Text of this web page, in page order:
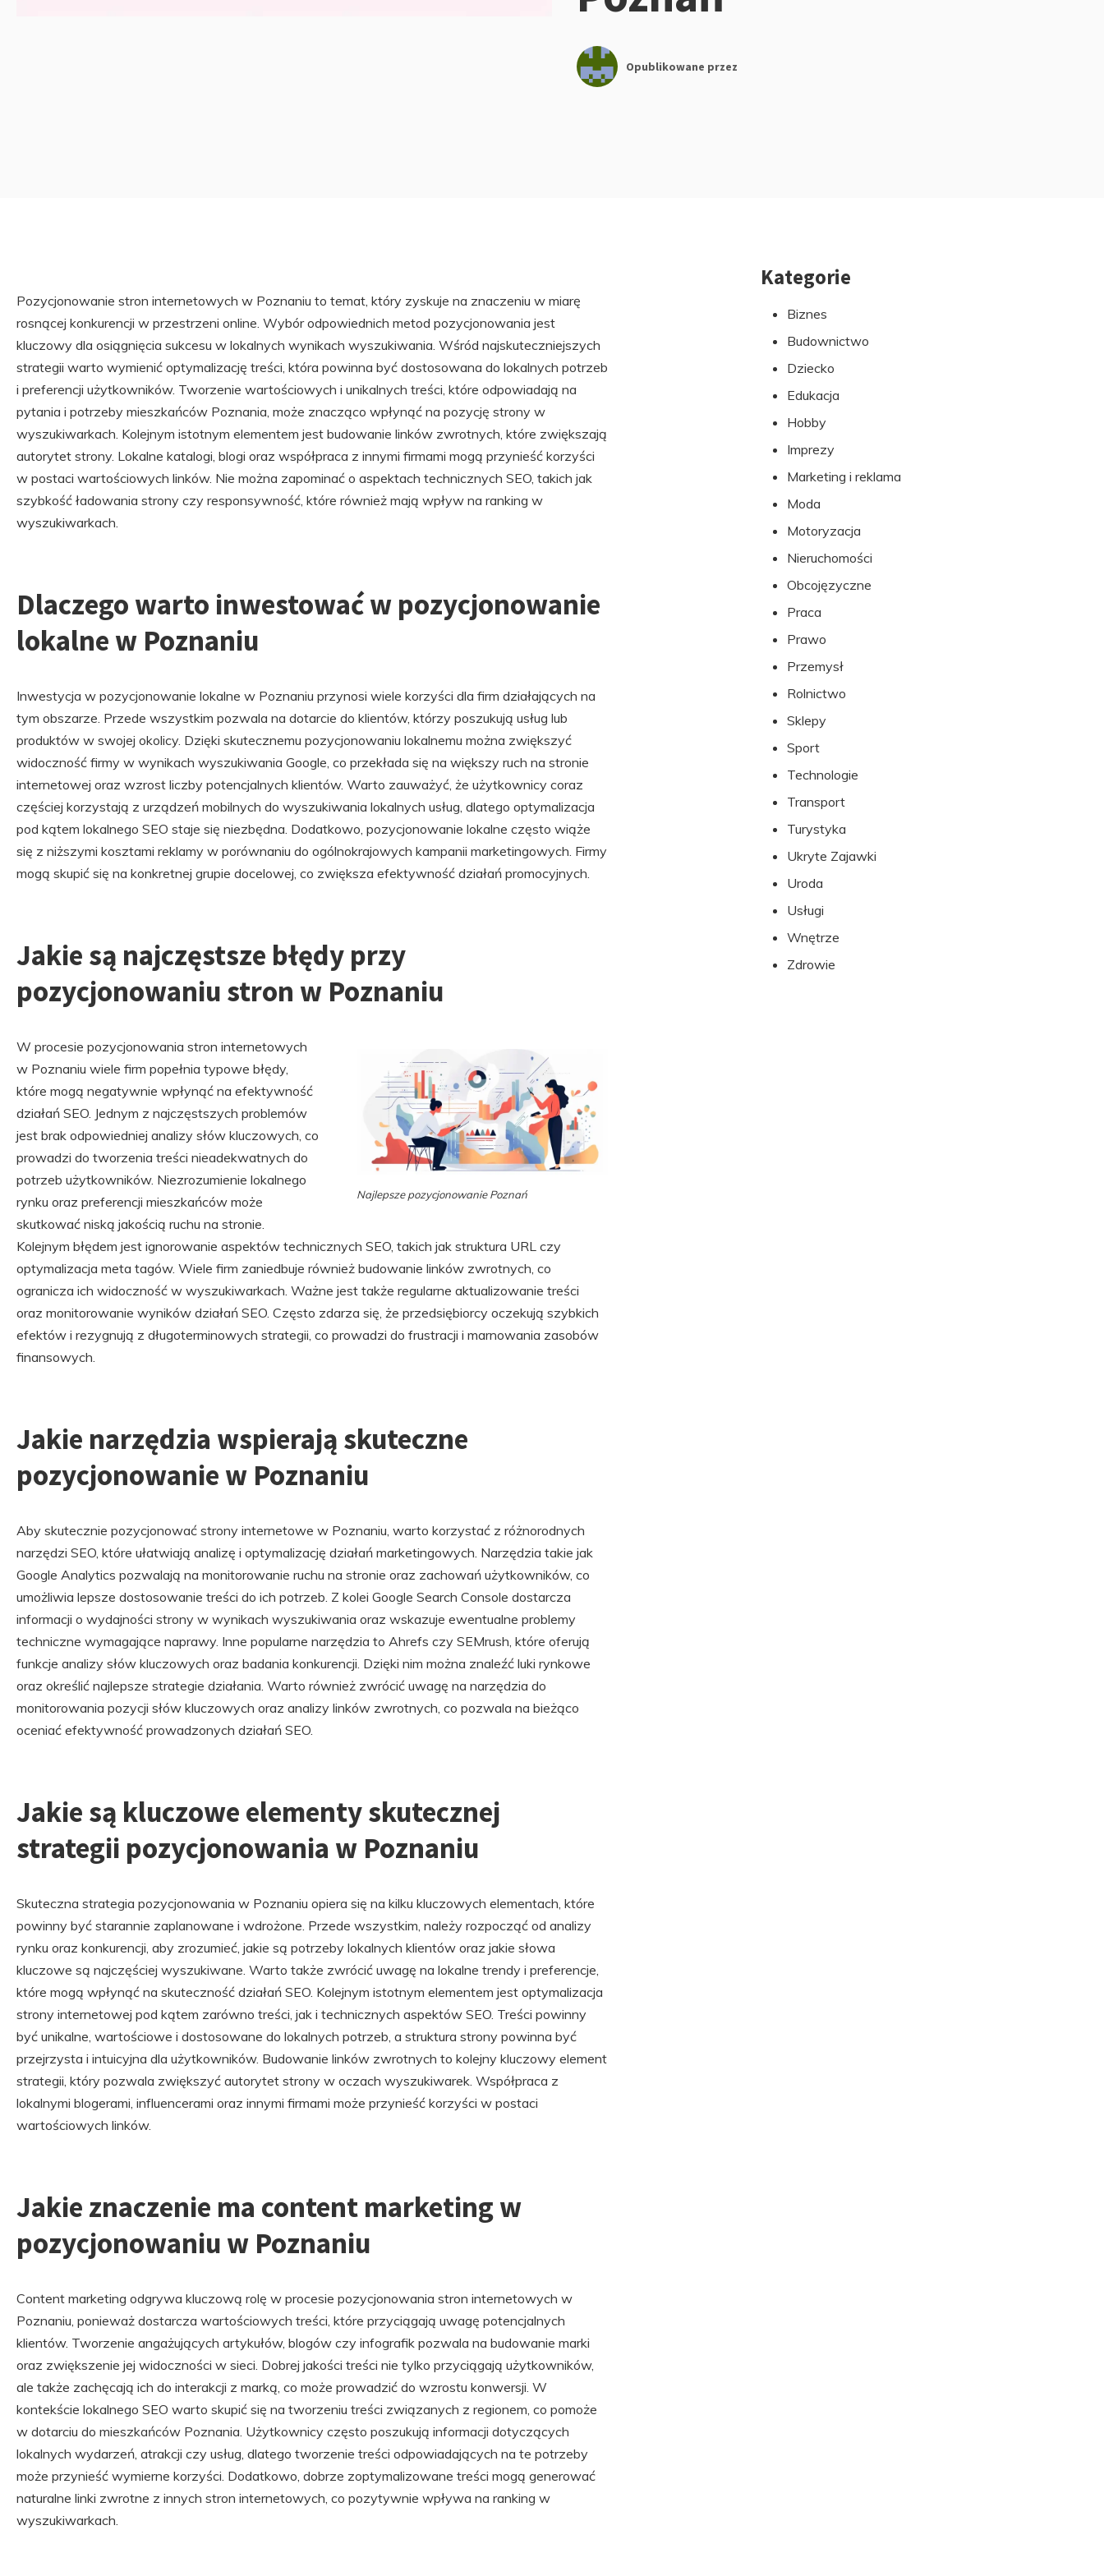
Opublikowane przez
Pozycjonowanie stron internetowych w Poznaniu to temat, który zyskuje na znaczeniu w miarę
rosnącej konkurencji w przestrzeni online. Wybór odpowiednich metod pozycjonowania jest
kluczowy dla osiągnięcia sukcesu w lokalnych wynikach wyszukiwania. Wśród najskuteczniejszych
strategii warto wymienić optymalizację treści, która powinna być dostosowana do lokalnych potrzeb
i preferencji użytkowników. Tworzenie wartościowych i unikalnych treści, które odpowiadają na
pytania i potrzeby mieszkańców Poznania, może znacząco wpłynąć na pozycję strony w
wyszukiwarkach. Kolejnym istotnym elementem jest budowanie linków zwrotnych, które zwiększają
autorytet strony. Lokalne katalogi, blogi oraz współpraca z innymi firmami mogą przynieść korzyści
w postaci wartościowych linków. Nie można zapominać o aspektach technicznych SEO, takich jak
szybkość ładowania strony czy responsywność, które również mają wpływ na ranking w
wyszukiwarkach.
Dlaczego warto inwestować w pozycjonowanie
lokalne w Poznaniu
Inwestycja w pozycjonowanie lokalne w Poznaniu przynosi wiele korzyści dla firm działających na
tym obszarze. Przede wszystkim pozwala na dotarcie do klientów, którzy poszukują usług lub
produktów w swojej okolicy. Dzięki skutecznemu pozycjonowaniu lokalnemu można zwiększyć
widoczność firmy w wynikach wyszukiwania Google, co przekłada się na większy ruch na stronie
internetowej oraz wzrost liczby potencjalnych klientów. Warto zauważyć, że użytkownicy coraz
częściej korzystają z urządzeń mobilnych do wyszukiwania lokalnych usług, dlatego optymalizacja
pod kątem lokalnego SEO staje się niezbędna. Dodatkowo, pozycjonowanie lokalne często wiąże
się z niższymi kosztami reklamy w porównaniu do ogólnokrajowych kampanii marketingowych. Firmy
mogą skupić się na konkretnej grupie docelowej, co zwiększa efektywność działań promocyjnych.
Jakie są najczęstsze błędy przy
pozycjonowaniu stron w Poznaniu
Najlepsze pozycjonowanie Poznań
W procesie pozycjonowania stron internetowych
w Poznaniu wiele firm popełnia typowe błędy,
które mogą negatywnie wpłynąć na efektywność
działań SEO. Jednym z najczęstszych problemów
jest brak odpowiedniej analizy słów kluczowych, co
prowadzi do tworzenia treści nieadekwatnych do
potrzeb użytkowników. Niezrozumienie lokalnego
rynku oraz preferencji mieszkańców może
skutkować niską jakością ruchu na stronie.
Kolejnym błędem jest ignorowanie aspektów technicznych SEO, takich jak struktura URL czy
optymalizacja meta tagów. Wiele firm zaniedbuje również budowanie linków zwrotnych, co
ogranicza ich widoczność w wyszukiwarkach. Ważne jest także regularne aktualizowanie treści
oraz monitorowanie wyników działań SEO. Często zdarza się, że przedsiębiorcy oczekują szybkich
efektów i rezygnują z długoterminowych strategii, co prowadzi do frustracji i marnowania zasobów
finansowych.
Jakie narzędzia wspierają skuteczne
pozycjonowanie w Poznaniu
Aby skutecznie pozycjonować strony internetowe w Poznaniu, warto korzystać z różnorodnych
narzędzi SEO, które ułatwiają analizę i optymalizację działań marketingowych. Narzędzia takie jak
Google Analytics pozwalają na monitorowanie ruchu na stronie oraz zachowań użytkowników, co
umożliwia lepsze dostosowanie treści do ich potrzeb. Z kolei Google Search Console dostarcza
informacji o wydajności strony w wynikach wyszukiwania oraz wskazuje ewentualne problemy
techniczne wymagające naprawy. Inne popularne narzędzia to Ahrefs czy SEMrush, które oferują
funkcje analizy słów kluczowych oraz badania konkurencji. Dzięki nim można znaleźć luki rynkowe
oraz określić najlepsze strategie działania. Warto również zwrócić uwagę na narzędzia do
monitorowania pozycji słów kluczowych oraz analizy linków zwrotnych, co pozwala na bieżąco
oceniać efektywność prowadzonych działań SEO.
Jakie są kluczowe elementy skutecznej
strategii pozycjonowania w Poznaniu
Skuteczna strategia pozycjonowania w Poznaniu opiera się na kilku kluczowych elementach, które
powinny być starannie zaplanowane i wdrożone. Przede wszystkim, należy rozpocząć od analizy
rynku oraz konkurencji, aby zrozumieć, jakie są potrzeby lokalnych klientów oraz jakie słowa
kluczowe są najczęściej wyszukiwane. Warto także zwrócić uwagę na lokalne trendy i preferencje,
które mogą wpłynąć na skuteczność działań SEO. Kolejnym istotnym elementem jest optymalizacja
strony internetowej pod kątem zarówno treści, jak i technicznych aspektów SEO. Treści powinny
być unikalne, wartościowe i dostosowane do lokalnych potrzeb, a struktura strony powinna być
przejrzysta i intuicyjna dla użytkowników. Budowanie linków zwrotnych to kolejny kluczowy element
strategii, który pozwala zwiększyć autorytet strony w oczach wyszukiwarek. Współpraca z
lokalnymi blogerami, influencerami oraz innymi firmami może przynieść korzyści w postaci
wartościowych linków.
Jakie znaczenie ma content marketing w
pozycjonowaniu w Poznaniu
Content marketing odgrywa kluczową rolę w procesie pozycjonowania stron internetowych w
Poznaniu, ponieważ dostarcza wartościowych treści, które przyciągają uwagę potencjalnych
klientów. Tworzenie angażujących artykułów, blogów czy infografik pozwala na budowanie marki
oraz zwiększenie jej widoczności w sieci. Dobrej jakości treści nie tylko przyciągają użytkowników,
ale także zachęcają ich do interakcji z marką, co może prowadzić do wzrostu konwersji. W
kontekście lokalnego SEO warto skupić się na tworzeniu treści związanych z regionem, co pomoże
w dotarciu do mieszkańców Poznania. Użytkownicy często poszukują informacji dotyczących
lokalnych wydarzeń, atrakcji czy usług, dlatego tworzenie treści odpowiadających na te potrzeby
może przynieść wymierne korzyści. Dodatkowo, dobrze zoptymalizowane treści mogą generować
naturalne linki zwrotne z innych stron internetowych, co pozytywnie wpływa na ranking w
wyszukiwarkach.
PrzejdźKategorie
Biznes
Budownictwo
Dziecko
Edukacja
Hobby
Imprezy
Marketing i reklama
Moda
Motoryzacja
Nieruchomości
Obcojęzyczne
Praca
Prawo
Przemysł
Rolnictwo
Sklepy
Sport
Technologie
Transport
Turystyka
Ukryte Zajawki
Uroda
Usługi
Wnętrze
Zdrowie